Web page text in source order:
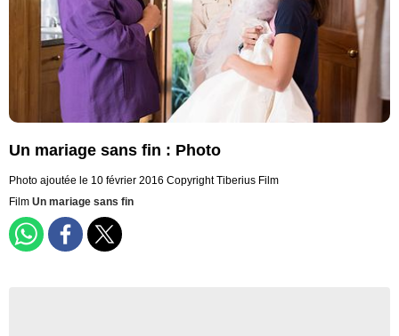
Un mariage sans fin : Photo
Photo ajoutée le 10 février 2016 Copyright Tiberius Film
Film Un mariage sans fin